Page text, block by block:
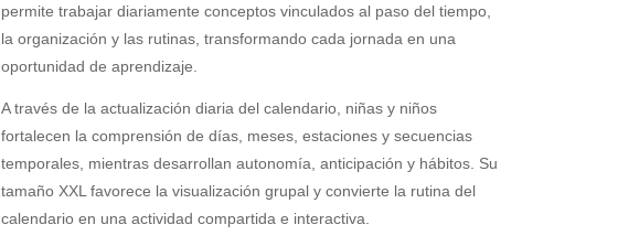
permite trabajar diariamente conceptos vinculados al paso del tiempo,
la organización y las rutinas, transformando cada jornada en una
oportunidad de aprendizaje.
A través de la actualización diaria del calendario, niñas y niños
fortalecen la comprensión de días, meses, estaciones y secuencias
temporales, mientras desarrollan autonomía, anticipación y hábitos. Su
tamaño XXL favorece la visualización grupal y convierte la rutina del
calendario en una actividad compartida e interactiva.